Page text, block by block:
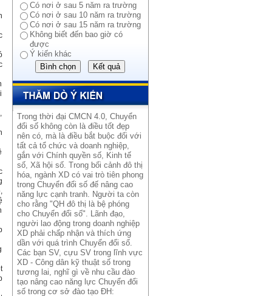
Có nơi ở sau 5 năm ra trường
Có nơi ở sau 10 năm ra trường
Có nơi ở sau 15 năm ra trường
Không biết đến bao giờ có
được
Ý kiến khác
Trong thời đại CMCN 4.0, Chuyển
đổi số không còn là điều tốt đẹp
nên có, mà là điều bắt buộc đối với
tất cả tổ chức và doanh nghiệp,
gắn với Chính quyền số, Kinh tế
số, Xã hội số. Trong bối cảnh đô thị
hóa, ngành XD có vai trò tiên phong
trong Chuyển đổi số đế nâng cao
năng lực cạnh tranh. Người ta còn
cho rằng "QH đô thị là bệ phóng
cho Chuyển đổi số". Lãnh đạo,
người lao động trong doanh nghiệp
XD phải chấp nhận và thích ứng
dần với quá trình Chuyển đổi số.
Các bạn SV, cựu SV trong lĩnh vực
XD - Công dân kỹ thuật số trong
tương lai, nghĩ gì về nhu cầu đào
tạo nâng cao năng lực Chuyển đổi
số trong cơ sở đào tạo ĐH: